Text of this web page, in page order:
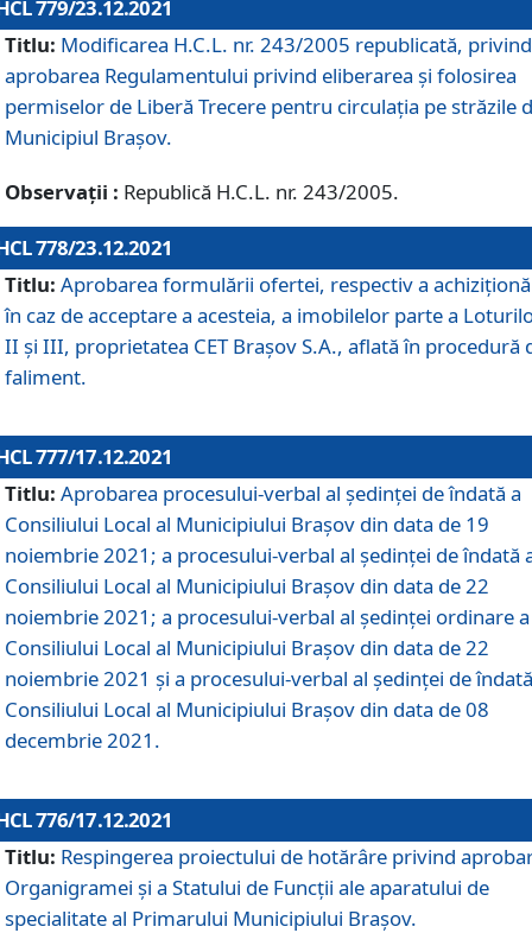
779/23.12.2021
Titlu: Modificarea H.C.L. nr. 243/2005 republicată, privind
aprobarea Regulamentului privind eliberarea şi folosirea
permiselor de Liberă Trecere pentru circulația pe străzile
Municipiul Braşov.
Observații : Republică H.C.L. nr. 243/2005.
778/23.12.2021
Titlu: Aprobarea formulării ofertei, respectiv a
în caz de acceptare a acesteia, a imobilelor parte a
II și III, proprietatea CET Brașov S.A., aflată în procedură
faliment.
777/17.12.2021
Titlu: Aprobarea procesului-verbal al şedinţei de îndată a
Consiliului Local al Municipiului Braşov din data de 19
noiembrie 2021; a procesului-verbal al şedinţei de îndată
Consiliului Local al Municipiului Braşov din data de 22
noiembrie 2021; a procesului-verbal al şedinţei ordinare a
Consiliului Local al Municipiului Braşov din data de 22
noiembrie 2021 și a procesului-verbal al şedinţei de
Consiliului Local al Municipiului Braşov din data de 08
decembrie 2021.
776/17.12.2021
Titlu: Respingerea proiectului de hotărâre privind
Organigramei şi a Statului de Funcţii ale aparatului de
specialitate al Primarului Municipiului Braşov.